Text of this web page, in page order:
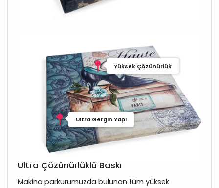
Yüksek Çözünürlük
Ultra Gergin Yapı
Ultra Çözünürlüklü Baskı
Makina parkurumuzda bulunan tüm yüksek